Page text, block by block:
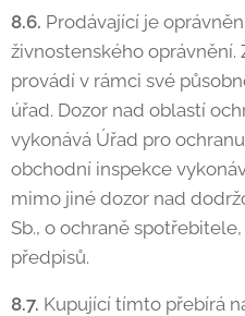
8.6. Prodávající je
živnostenského
provádí v rámci své
úřad. Dozor nad oblastí
vykonává Úřad pro
obchodní inspekce
mimo jiné dozor nad
Sb., o ochraně
předpisů.
8.7. Kupující tímto přebírá